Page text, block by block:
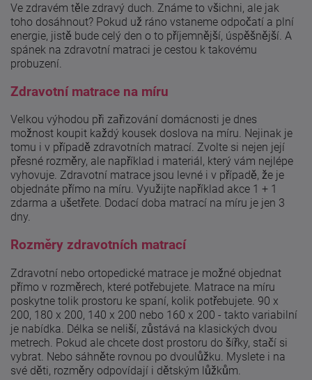
Ve zdravém těle zdravý duch. Známe to všichni, ale jak
toho dosáhnout? Pokud už ráno vstaneme odpočatí a plní
energie, jistě bude celý den o to příjemnější, úspěšnější. A
spánek na zdravotní matraci je cestou k takovému
probuzení.
Zdravotní matrace na míru
Velkou výhodou při zařizování domácnosti je dnes
možnost koupit každý kousek doslova na míru. Nejinak je
tomu i v případě zdravotních matrací. Zvolte si nejen její
přesné rozměry, ale například i materiál, který vám nejlépe
vyhovuje. Zdravotní matrace jsou levné i v případě, že je
objednáte přímo na míru. Využijte například akce 1 + 1
zdarma a ušetřete. Dodací doba matrací na míru je jen 3
dny.
Rozměry zdravotních matrací
Zdravotní nebo ortopedické matrace je možné objednat
přímo v rozměrech, které potřebujete. Matrace na míru
poskytne tolik prostoru ke spaní, kolik potřebujete. 90 x
200, 180 x 200, 140 x 200 nebo 160 x 200 - takto variabilní
je nabídka. Délka se neliší, zůstává na klasických dvou
metrech. Pokud ale chcete dost prostoru do šířky, stačí si
vybrat. Nebo sáhněte rovnou po dvoulůžku. Myslete i na
své děti, rozměry odpovídají i dětským lůžkům.